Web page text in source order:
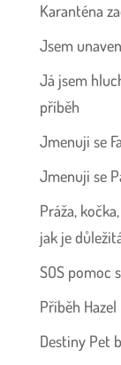
Karanténa
Jsem
Já jsem
příběh
Jmenuji se
Jmenuji se
Práža,
jak je
SOS pomoc
Příběh Hazel
Destiny Pet